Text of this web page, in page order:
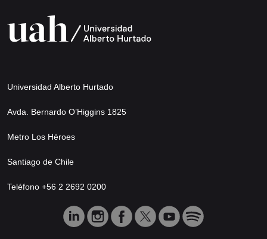
Universidad Alberto Hurtado
Avda. Bernardo O’Higgins 1825
Metro Los Héroes
Santiago de Chile
Teléfono +56 2 2692 0200